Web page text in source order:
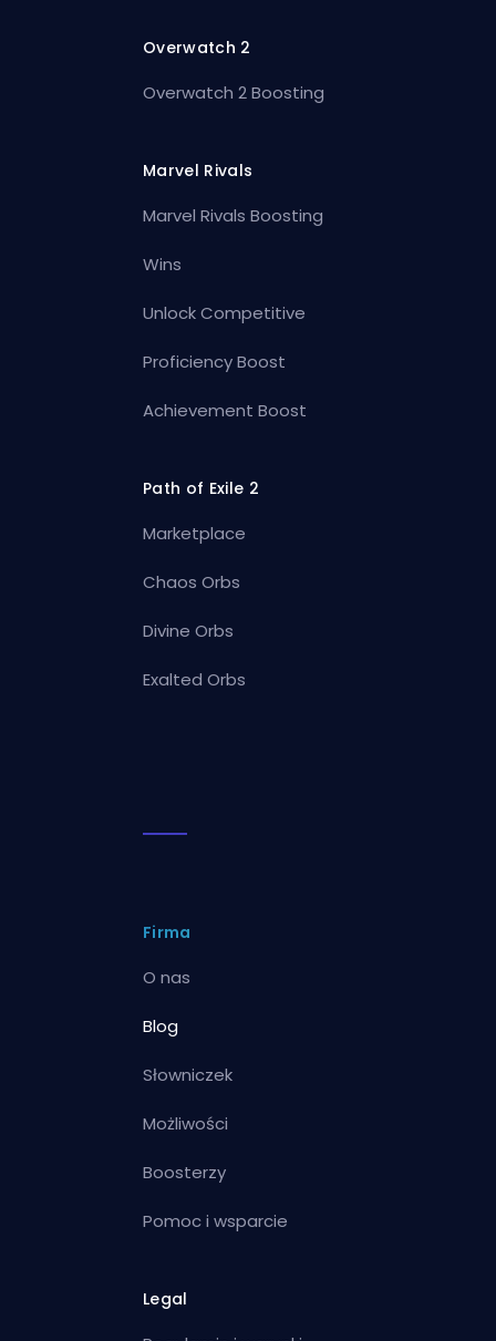
Overwatch 2
Overwatch 2 Boosting
Marvel Rivals
Marvel Rivals Boosting
Wins
Unlock Competitive
Proficiency Boost
Achievement Boost
Path of Exile 2
Marketplace
Chaos Orbs
Divine Orbs
Exalted Orbs
Firma
O nas
Blog
Słowniczek
Możliwości
Boosterzy
Pomoc i wsparcie
Legal